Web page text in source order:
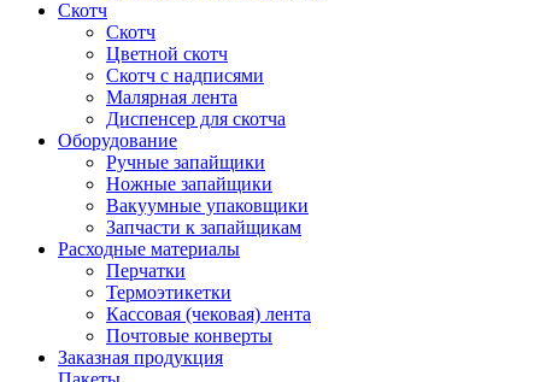
Скотч
Скотч
Цветной скотч
Скотч с надписями
Малярная лента
Диспенсер для скотча
Оборудование
Ручные запайщики
Ножные запайщики
Вакуумные упаковщики
Запчасти к запайщикам
Расходные материалы
Перчатки
Термоэтикетки
Кассовая (чековая) лента
Почтовые конверты
Заказная продукция